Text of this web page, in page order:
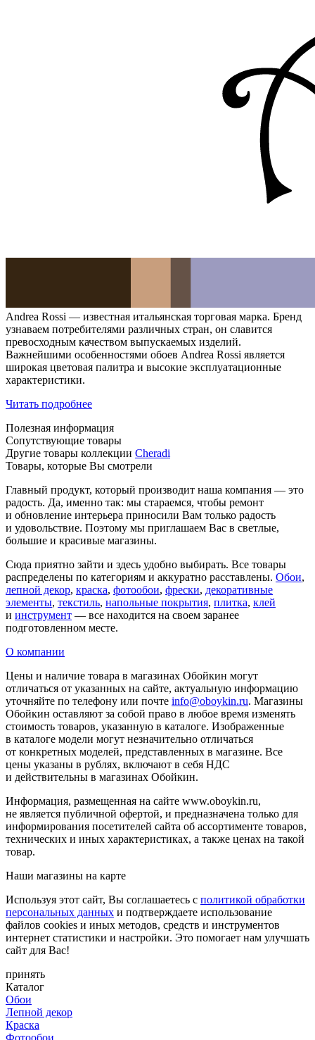
Andrea Rossi — известная итальянская торговая марка. Бренд
узнаваем потребителями различных стран, он славится
превосходным качеством выпускаемых изделий.
Важнейшими особенностями обоев Andrea Rossi является
широкая цветовая палитра и высокие эксплуатационные
характеристики.
Читать подробнее
Полезная информация
Сопутствующие товары
Другие товары коллекции Cheradi
Товары, которые Вы смотрели
Главный продукт, который производит наша компания — это
радость. Да, именно так: мы стараемся, чтобы ремонт
и обновление интерьера приносили Вам только радость
и удовольствие. Поэтому мы приглашаем Вас в светлые,
большие и красивые магазины.
Сюда приятно зайти и здесь удобно выбирать. Все товары
распределены по категориям и аккуратно расставлены. Обои,
лепной декор, краска, фотообои, фрески, декоративные
элементы, текстиль, напольные покрытия, плитка, клей
и инструмент — все находится на своем заранее
подготовленном месте.
О компании
Цены и наличие товара в магазинах Обойкин могут
отличаться от указанных на сайте, актуальную информацию
уточняйте по телефону или почте info@oboykin.ru. Магазины
Обойкин оставляют за собой право в любое время изменять
стоимость товаров, указанную в каталоге. Изображенные
в каталоге модели могут незначительно отличаться
от конкретных моделей, представленных в магазине. Все
цены указаны в рублях, включают в себя НДС
и действительны в магазинах Обойкин.
Информация, размещенная на сайте www.oboykin.ru,
не является публичной офертой, и предназначена только для
информирования посетителей сайта об ассортименте товаров,
технических и иных характеристиках, а также ценах на такой
товар.
Наши магазины на карте
Используя этот сайт, Вы соглашаетесь с политикой обработки
персональных данных и подтверждаете использование
файлов cookies и иных методов, средств и инструментов
интернет статистики и настройки. Это помогает нам улучшать
сайт для Вас!
принять
Каталог
Обои
Лепной декор
Краска
Фотообои